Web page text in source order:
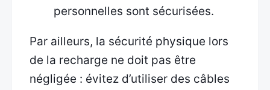
personnelles sont sécurisées.
Par ailleurs, la sécurité physique lors
de la recharge ne doit pas être
négligée : évitez d’utiliser des câbles